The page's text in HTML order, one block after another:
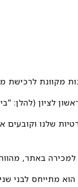
שלנו